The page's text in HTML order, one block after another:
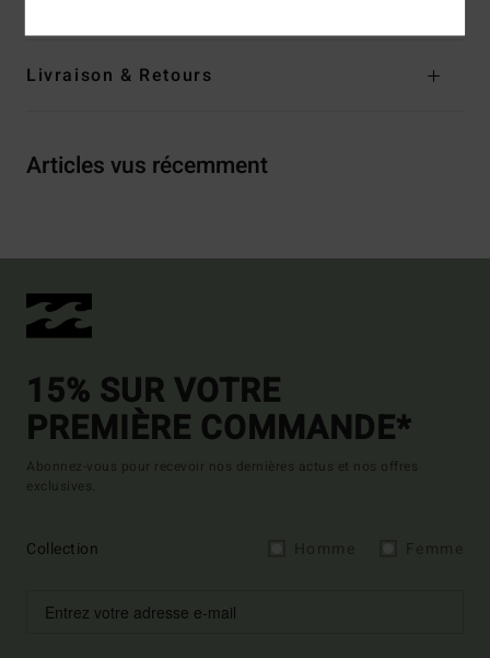
Livraison & Retours
Articles vus récemment
15% SUR VOTRE
PREMIÈRE COMMANDE*
Abonnez-vous pour recevoir nos dernières actus et nos offres
exclusives.
Collection